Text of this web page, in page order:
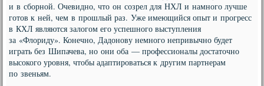
и в сборной. Очевидно, что он созрел для НХЛ и намного лучше
готов к ней, чем в прошлый раз. Уже имеющийся опыт и прогресс
в КХЛ являются залогом его успешного выступления
за «Флориду». Конечно, Дадонову немного непривычно будет
играть без Шипачева, но они оба — профессионалы достаточно
высокого уровня, чтобы адаптироваться к другим партнерам
по звеньям.